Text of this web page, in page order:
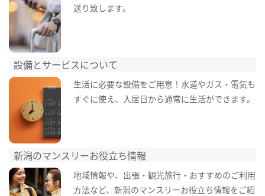
送り致します。
設備とサービスについて
生活に必要な設備をご用意！水道やガス・電気も
すぐに使え、入居日から通常に生活ができます。
新潟のマンスリーお役立ち情報
地域情報や、出張・観光旅行・おすすめのご利用
方法など、新潟のマンスリーお役立ち情報をご紹